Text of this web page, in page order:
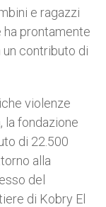
e ragazzi
ha prontamente
un contributo di
violenze
la fondazione
di 22.500
alla
del
di Kobry El